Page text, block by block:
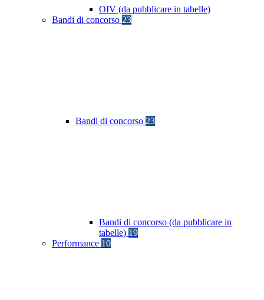
OIV (da pubblicare in tabelle)
Bandi di concorso 23
Bandi di concorso 23
Bandi di concorso (da pubblicare in
tabelle) 19
Performance 10